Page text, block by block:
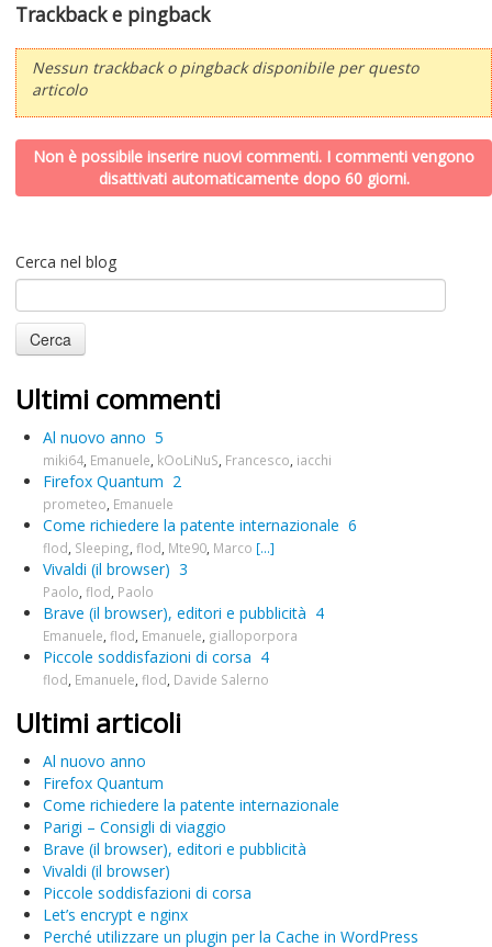
Trackback e pingback
Nessun trackback o pingback disponibile per questo
articolo
Non è possibile inserire nuovi commenti. I commenti vengono
disattivati automaticamente dopo 60 giorni.
Cerca nel blog
Ultimi commenti
Al nuovo anno 5
miki64 Emanuele kOoLiNuS Francesco iacchi
Firefox Quantum 2
prometeo Emanuele
Come richiedere la patente internazionale 6
flod Sleeping flod Mte90 Marco [...]
Vivaldi (il browser) 3
Paolo flod Paolo
Brave (il browser), editori e pubblicità 4
Emanuele flod Emanuele gialloporpora
Piccole soddisfazioni di corsa 4
flod Emanuele flod Davide Salerno
Ultimi articoli
Al nuovo anno
Firefox Quantum
Come richiedere la patente internazionale
Parigi – Consigli di viaggio
Brave (il browser), editori e pubblicità
Vivaldi (il browser)
Piccole soddisfazioni di corsa
Let’s encrypt e nginx
Perché utilizzare un plugin per la Cache in WordPress